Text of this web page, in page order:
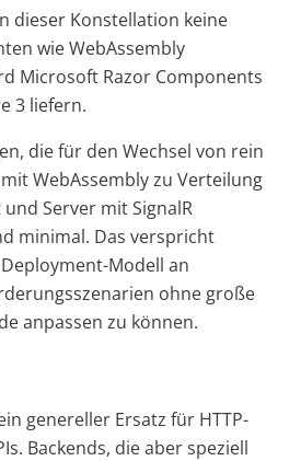
dieser Konstellation keine
wie WebAssembly
Microsoft Razor Components
3 liefern.
die für den Wechsel von rein
WebAssembly zu Verteilung
Server mit SignalR
minimal. Das verspricht
Modell an
ohne große
anpassen zu können.
genereller Ersatz für HTTP-
Backends, die aber speziell